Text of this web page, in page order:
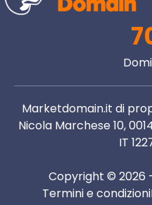
Marketdomain.it di
Nicola Marchese 10,
IT
Copyright © 2026
Termini e condizioni